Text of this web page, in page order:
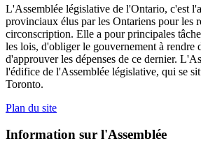
L'Assemblée législative de l'Ontario, c'est
provinciaux élus par les Ontariens pour les
circonscription. Elle a pour principales
les lois, d'obliger le gouvernement à rendre
d'approuver les dépenses de ce dernier.
l'édifice de l'Assemblée législative, qui se
Toronto.
Plan du site
Information sur l'Assemblée